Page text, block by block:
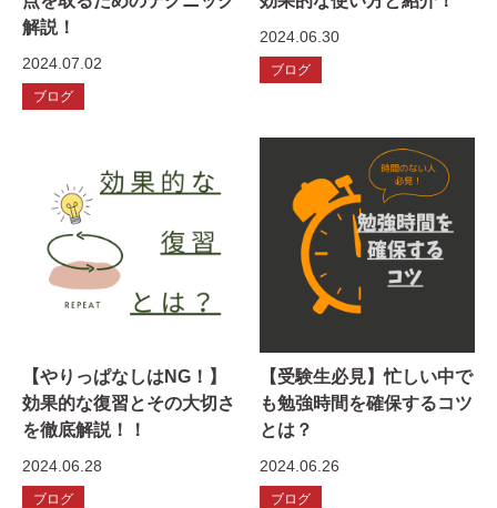
解説！
2024.07.02
ブログ
2024.06.30
ブログ
【やりっぱなしはNG！】
効果的な復習とその大切さ
を徹底解説！！
2024.06.28
ブログ
【受験生必見】忙しい中で
も勉強時間を確保するコツ
とは？
2024.06.26
ブログ